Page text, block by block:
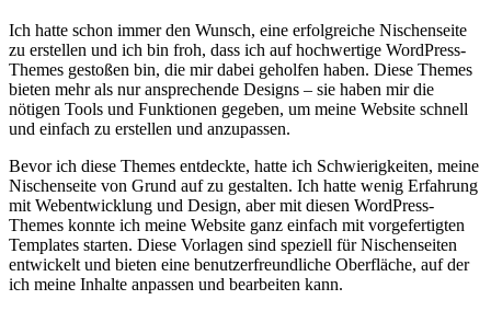
Ich hatte schon immer den Wunsch, eine erfolgreiche Nischenseite
zu erstellen und ich bin⁢ froh, dass ich auf ⁢hochwertige⁣ WordPress-
Themes gestoßen bin, die mir​ dabei geholfen haben.⁢ Diese Themes
bieten mehr als nur ansprechende Designs‌ – sie haben ​mir die
nötigen Tools und Funktionen gegeben, um meine Website schnell
und einfach zu erstellen ⁢und anzupassen.
Bevor ich diese Themes entdeckte, hatte ich Schwierigkeiten, meine⁢
Nischenseite von Grund auf zu gestalten. Ich‌ hatte wenig Erfahrung
mit Webentwicklung und ​Design, aber‍ mit diesen WordPress-
Themes konnte ich meine​ Website‍ ganz⁢ einfach ‌mit vorgefertigten⁢
Templates starten. Diese Vorlagen‌ sind speziell ‍für Nischenseiten
entwickelt und bieten eine benutzerfreundliche ⁢Oberfläche, auf der
ich meine Inhalte ​anpassen und bearbeiten kann.